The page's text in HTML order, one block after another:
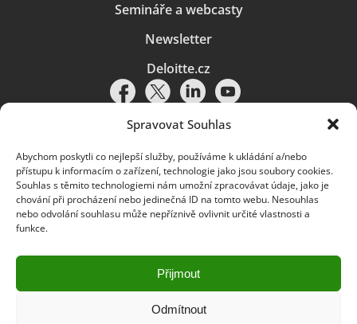
Spravovat Souhlas
Abychom poskytli co nejlepší služby, používáme k ukládání a/nebo
přístupu k informacím o zařízení, technologie jako jsou soubory cookies.
Souhlas s těmito technologiemi nám umožní zpracovávat údaje, jako je
chování při procházení nebo jedinečná ID na tomto webu. Nesouhlas
nebo odvolání souhlasu může nepříznivě ovlivnit určité vlastnosti a
funkce.
Přijmout
Odmítnout
Semináře a webcasty
Newsletter
Deloitte.cz
Pravidla používání|Ochrana osobních údajů|Soubory cookies |
Deloitte.cz
© 2026. Více informací najdete vPravidlech používání.
Deloitte označuje jednu či více společností globální sítě členských
a přidružené subjekty (souhrnně „organizace Deloitte“). Společnost DTTL
(rovněž označovaná jako „Deloitte Global“) a každá z jejích členských
společností a jejich přidružených subjektů je samostatným a nezávislým
právním subjektem, který není oprávněn zavazovat nebo přijímat závazky
za jinou z těchto členských společností a jejich přidružených subjektů ve